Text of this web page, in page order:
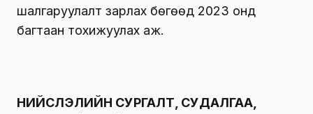
шалгаруулалт зарлах бөгөөд 2023 онд
багтаан тохижуулах аж.
НИЙСЛЭЛИЙН СУРГАЛТ, СУДАЛГАА,